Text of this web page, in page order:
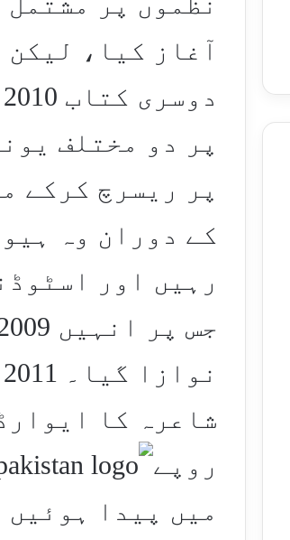
پر دو مختلف
پر ریسرچ کرکے
کے دوران وہ
رہیں اور
روپے
میں پیدا